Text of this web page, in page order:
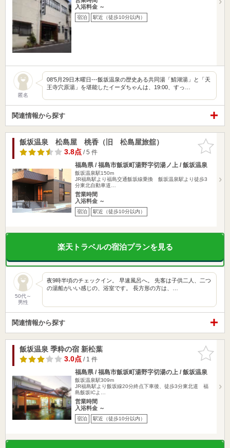
入浴料金 ～
宿泊 駅近（徒歩10分以内）
匿名
08'5月29日木曜日---飯坂温泉の歴史ある共同湯「鯖湖湯」と「天
王寺穴原湯」を堪能したイーダちゃんは、19:00、すっ…
関連情報から探す
お気に入
りに追加
飯坂温泉 松島屋 桃香（旧 松島屋旅舘）
3.8点/ 5 件
福島県 / 福島市飯坂町湯野字切湯ノ上 / 飯坂温泉
飯坂温泉駅150m
JR福島駅より福島交通飯坂線乗換 飯坂温泉駅より徒歩3
分東北自動車道…
営業時間
入浴料金 ～
宿泊 駅近（徒歩10分以内）
楽天トラベルの宿泊プランを見る
50代～
男性
夜9時半頃のチェックイン。 早速風呂へ。 先客は子供二人、二つ
の湯船がいい感じの、浴室です。 長方形の方は、…
関連情報から探す
お気に入
りに追加
飯坂温泉 季粋の宿 新松葉
3.0点/ 1 件
福島県 / 福島市飯坂町湯野字切湯の上 / 飯坂温泉
飯坂温泉駅309m
JR福島駅より飯坂線20分終点下車後、徒歩3分東北道 福
島飯坂ICよ…
営業時間
入浴料金 ～
宿泊 駅近（徒歩10分以内）